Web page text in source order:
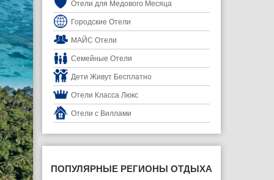
Отели для Медового Месяца
Городские Отели
МАЙС Отели
Семейные Отели
Дети Живут Бесплатно
Отели Класса Люкс
Отели с Виллами
ПОПУЛЯРНЫЕ РЕГИОНЫ ОТДЫХА